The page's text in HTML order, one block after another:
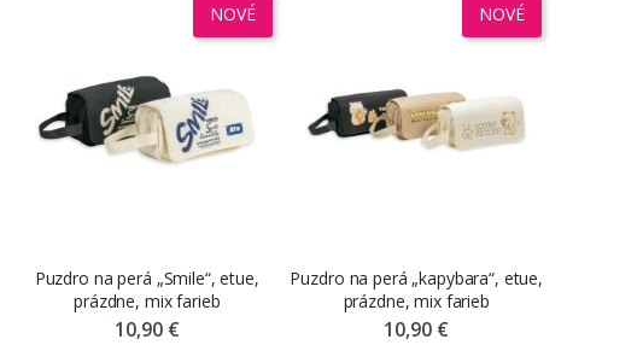
NOVÉ
Puzdro na perá „Smile“, etue,
prázdne, mix farieb
10,90 €
NOVÉ
Puzdro na perá „kapybara“, etue,
prázdne, mix farieb
10,90 €